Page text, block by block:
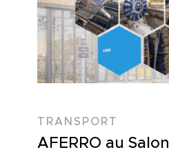
TRANSPORT
AFERRO au Salon